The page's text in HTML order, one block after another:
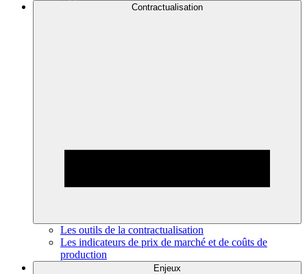
Contractualisation
Les outils de la contractualisation
Les indicateurs de prix de marché et de coûts de
production
Enjeux